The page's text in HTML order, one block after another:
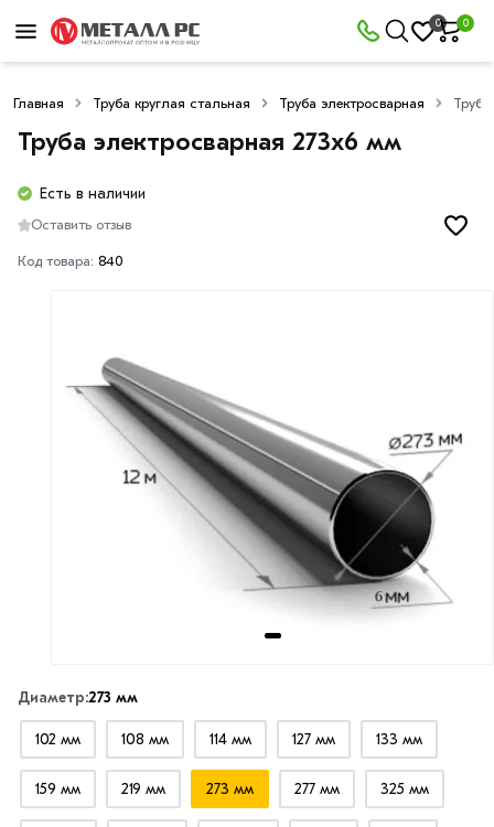
0 0
Главная Труба круглая стальная Труба электросварная
Труба электросварная 273х6 мм
Есть в наличии
Оставить отзыв
Код товара: 840
Диаметр:273 мм
102 мм 108 мм 114 мм 127 мм 133 мм
159 мм 219 мм 273 мм 277 мм 325 мм